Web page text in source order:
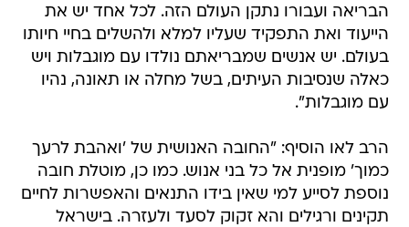
הבריאה ועבורו נתקן העולם הזה. לכל אחד יש את
הייעוד ואת התפקיד שעליו למלא ולהשלים בחיי חיותו
בעולם. יש אנשים שמבריאתם נולדו עם מוגבלות ויש
כאלה שנסיבות העיתים, בשל מחלה או תאונה, נהיו
עם מוגבלות".
הרב לאו הוסיף: "החובה האנושית של 'ואהבת לרעך
כמוך' מופנית אל כל בני אנוש. כמו כן, מוטלת חובה
נוספת לסייע למי שאין בידו התנאים והאפשרות לחיים
תקינים ורגילים והא זקוק לסעד ולעזרה. בישראל